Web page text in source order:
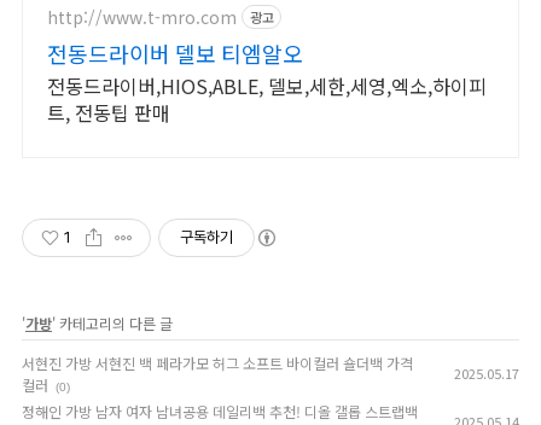
http://www.t-mro.com 광고
전동드라이버 델보 티엠알오
전동드라이버,HIOS,ABLE, 델보,세한,세영,엑소,하이피
트, 전동팁 판매
1 구독하기
'가방' 카테고리의 다른 글
서현진 가방 서현진 백 페라가모 허그 소프트 바이컬러 숄더백 가격
컬러
(0)
2025.05.17
정해인 가방 남자 여자 남녀공용 데일리백 추천! 디올 갤롭 스트랩백